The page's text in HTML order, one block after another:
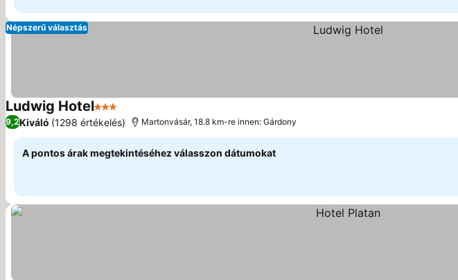
Népszerű választás
Ludwig Hotel3 Kategória
9,2Kiváló (1298 értékelés) Martonvásár, 18.8 km-re innen: Gárdony
A pontos árak megtekintéséhez válasszon dátumokat